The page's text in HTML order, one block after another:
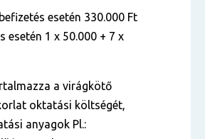
esetén 330.000 Ft
esetén 1 x 50.000 + 7 x
a virágkötő
oktatási költségét,
anyagok Pl.: